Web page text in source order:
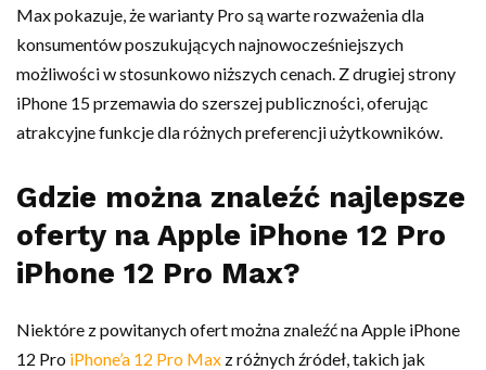
Max pokazuje, że warianty Pro są warte rozważenia dla
konsumentów poszukujących najnowocześniejszych
możliwości w stosunkowo niższych cenach. Z drugiej strony
iPhone 15 przemawia do szerszej publiczności, oferując
atrakcyjne funkcje dla różnych preferencji użytkowników.
Gdzie można znaleźć najlepsze
oferty na Apple iPhone 12 Pro
iPhone 12 Pro Max?
Niektóre z powitanych ofert można znaleźć na Apple iPhone
12 Pro iPhone’a 12 Pro Max z różnych źródeł, takich jak